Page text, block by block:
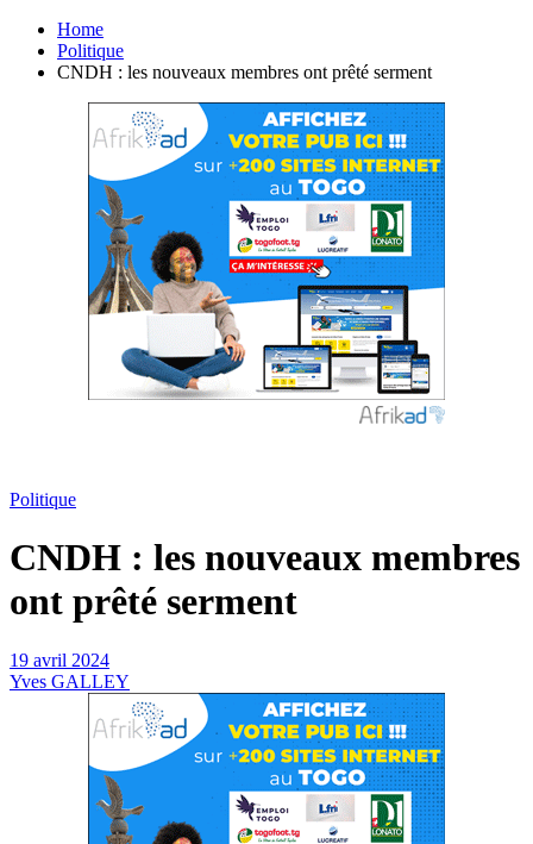
Home
Politique
CNDH : les nouveaux membres ont prêté serment
Politique
CNDH : les nouveaux membres
ont prêté serment
19 avril 2024
Yves GALLEY